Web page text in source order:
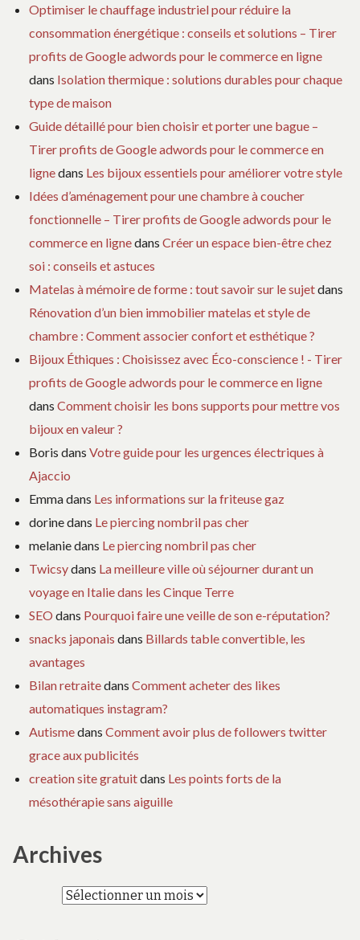
Optimiser le chauffage industriel pour réduire la
consommation énergétique : conseils et solutions – Tirer
profits de Google adwords pour le commerce en ligne
dans Isolation thermique : solutions durables pour chaque
type de maison
Guide détaillé pour bien choisir et porter une bague –
Tirer profits de Google adwords pour le commerce en
lignedans Les bijoux essentiels pour améliorer votre style
Idées d’aménagement pour une chambre à coucher
fonctionnelle – Tirer profits de Google adwords pour le
commerce en lignedans Créer un espace bien-être chez
soi : conseils et astuces
Matelas à mémoire de forme : tout savoir sur le sujetdans
Rénovation d’un bien immobilier matelas et style de
chambre : Comment associer confort et esthétique ?
Bijoux Éthiques : Choisissez avec Éco-conscience ! - Tirer
profits de Google adwords pour le commerce en ligne
dans Comment choisir les bons supports pour mettre vos
bijoux en valeur ?
Boris dans Votre guide pour les urgences électriques à
Ajaccio
Emmadans Les informations sur la friteuse gaz
dorinedans Le piercing nombril pas cher
melaniedans Le piercing nombril pas cher
Twicsydans La meilleure ville où séjourner durant un
voyage en Italie dans les Cinque Terre
SEO dans Pourquoi faire une veille de son e-réputation?
snacks japonais dans Billards table convertible, les
avantages
Bilan retraitedans Comment acheter des likes
automatiques instagram?
Autismedans Comment avoir plus de followers twitter
grace aux publicités
creation site gratuitdans Les points forts de la
mésothérapie sans aiguille
Archives